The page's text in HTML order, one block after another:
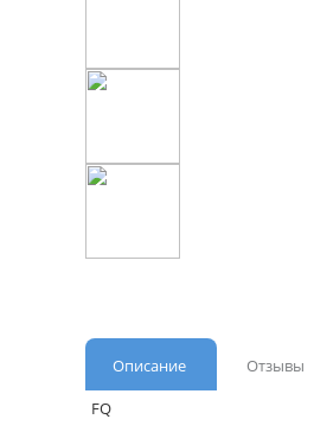
Описание
Отзывы
FQ